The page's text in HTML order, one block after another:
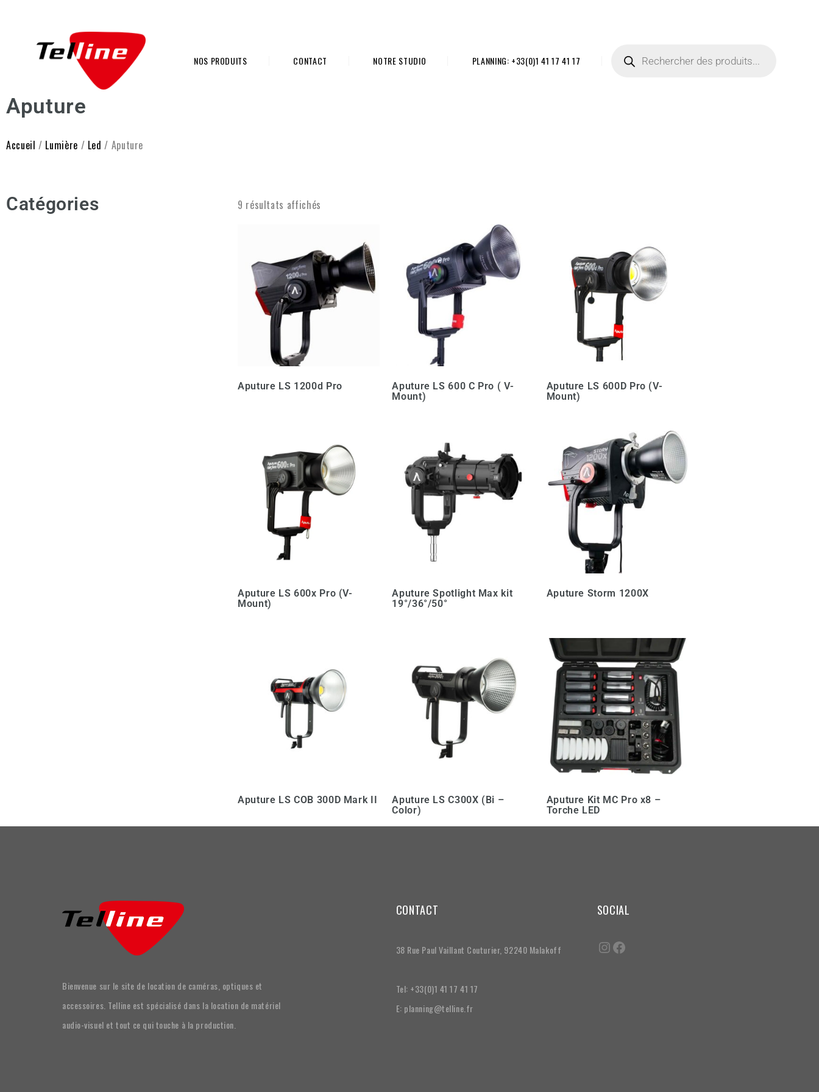
NOS PRODUITS CONTACT NOTRE STUDIO PLANNING: +33(0)1 41 17 41 17
Aputure
Accueil / Lumière / Led / Aputure
Catégories 9 résultats affichés
Aputure LS 1200d Pro
Aputure LS 600 C Pro ( V-
Mount)
Aputure LS 600D Pro (V-
Mount)
Aputure LS 600x Pro (V-
Mount)
Aputure Spotlight Max kit
19°/36°/50°
Aputure Storm 1200X
Aputure LS COB 300D Mark II
Aputure LS C300X (Bi –
Color)
Aputure Kit MC Pro x8 –
Torche LED
Bienvenue sur le site de location de caméras, optiques et
accessoires. Telline est spécialisé dans la location de matériel
audio-visuel et tout ce qui touche à la production.
CONTACT
38 Rue Paul Vaillant Couturier, 92240 Malakoff
Tel: +33(0)1 41 17 41 17
E: planning@telline.fr
SOCIAL